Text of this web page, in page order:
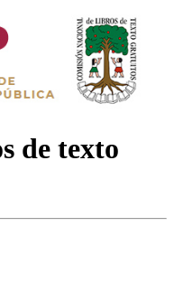
de texto